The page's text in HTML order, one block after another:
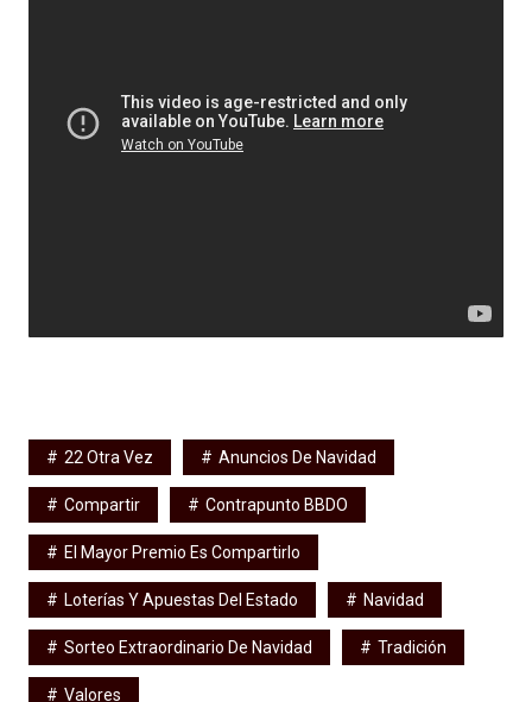
22 Otra Vez Anuncios De Navidad
Compartir Contrapunto BBDO
El Mayor Premio Es Compartirlo
Loterías Y Apuestas Del Estado Navidad
Sorteo Extraordinario De Navidad Tradición
Valores